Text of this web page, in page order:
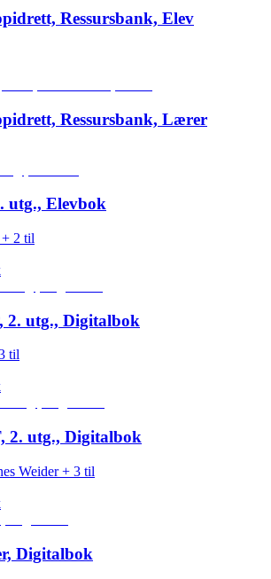
Ressursbank, Elev
Ressursbank, Lærer
utg., Elevbok
+ 2 til
2. utg., Digitalbok
til
2. utg., Digitalbok
Weider+ 3 til
Digitalbok